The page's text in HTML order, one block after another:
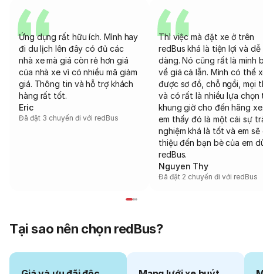
Ứng dụng rất hữu ích. Mình hay
đi du lịch lên đây có đủ các
nhà xe mà giá còn rẻ hơn giá
của nhà xe vì có nhiều mã giảm
giá. Thông tin và hỗ trợ khách
hàng rất tốt.
Eric
Đã đặt 3 chuyến đi với redBus
Thì việc mà đặt xe ở trên
redBus khá là tiện lợi và dễ
dàng. Nó cũng rất là minh
về giá cả lẫn. Mình có thể
được sơ đồ, chỗ ngồi, mọi
và có rất là nhiều lựa chọn
khung giờ cho đến hãng
em thấy đó là một cái sự
nghiệm khá là tốt và em sẽ
thiệu đến bạn bè của em
redBus.
Nguyen Thy
Đã đặt 2 chuyến đi với redBus
Tại sao nên chọn redBus?